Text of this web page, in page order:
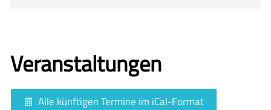
Veranstaltungen
Alle künftigen Termine im iCal-Format